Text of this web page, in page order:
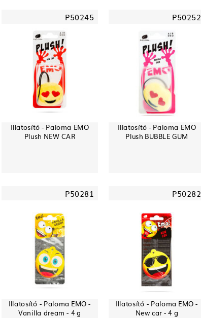
P50245
Illatosító - Paloma EMO
Plush NEW CAR
P50252
Illatosító - Paloma EMO
Plush BUBBLE GUM
P50281
Illatosító - Paloma EMO -
Vanilla dream - 4 g
P50282
Illatosító - Paloma EMO -
New car - 4 g